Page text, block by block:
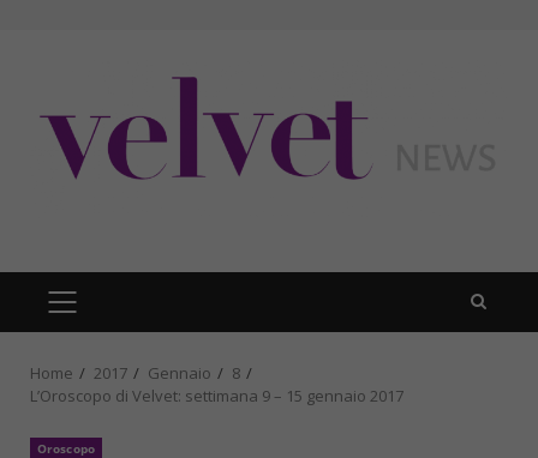
PRIMARY
MENU
Home 2017 Gennaio
8
L’Oroscopo di Velvet: settimana 9 – 15 gennaio 2017
Oroscopo